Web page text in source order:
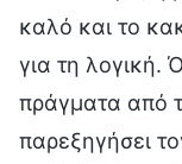
καλό και το
για τη λογική.
πράγματα από
παρεξηγήσει